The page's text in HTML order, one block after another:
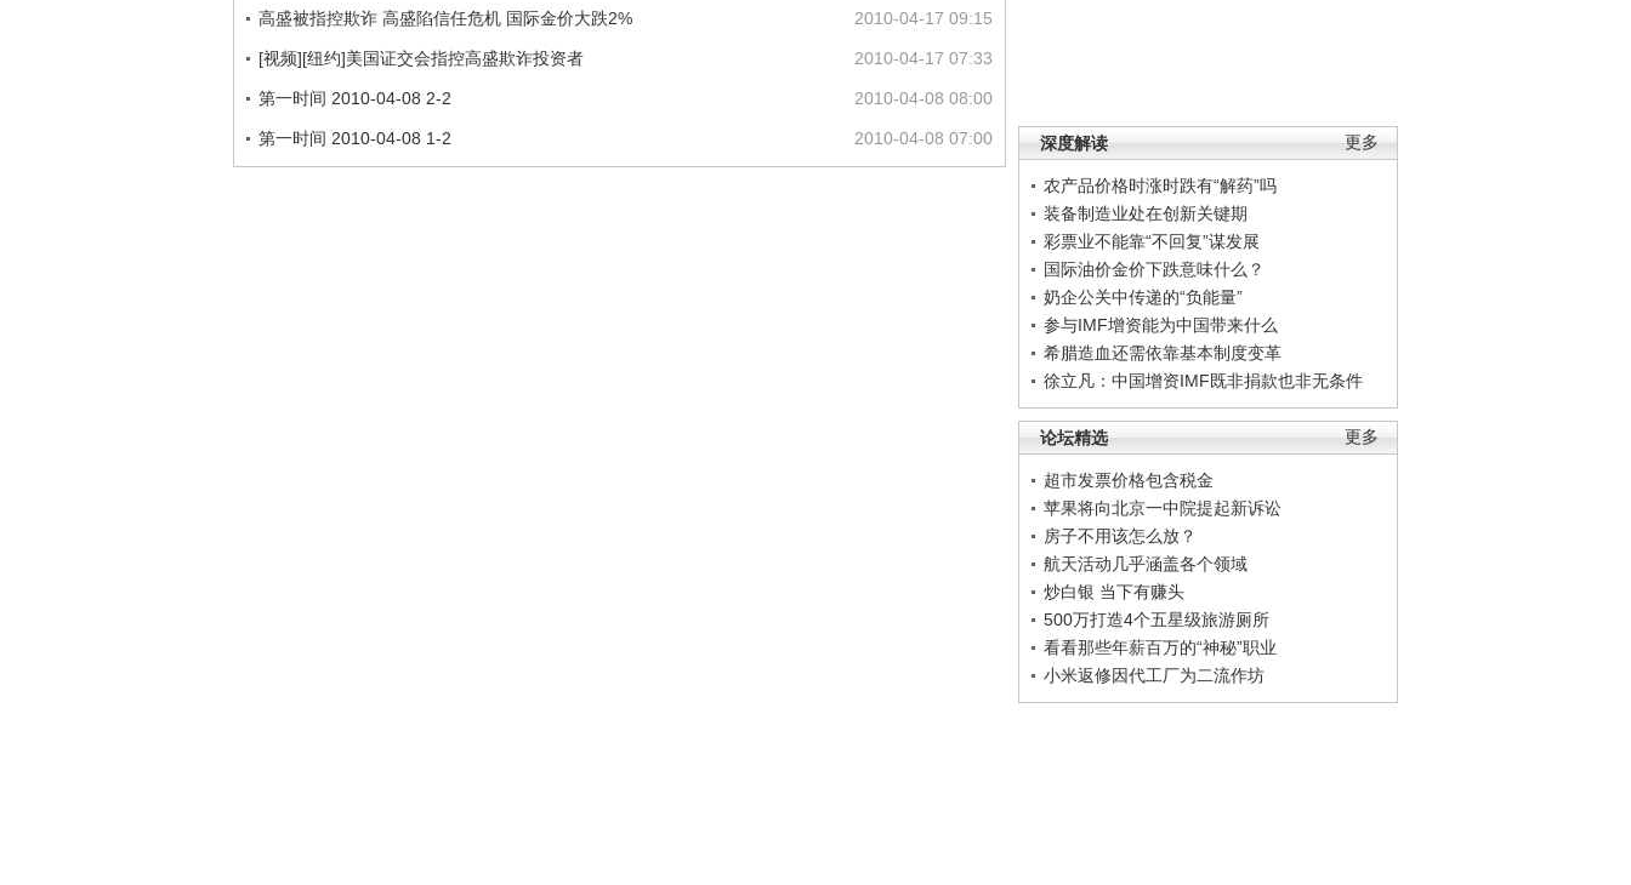
更多
深度解读
农产品价格时涨时跌有“解药”吗
装备制造业处在创新关键期
彩票业不能靠“不回复”谋发展
国际油价金价下跌意味什么？
奶企公关中传递的“负能量”
参与IMF增资能为中国带来什么
希腊造血还需依靠基本制度变革
徐立凡：中国增资IMF既非捐款也非无条件
更多
论坛精选
超市发票价格包含税金
苹果将向北京一中院提起新诉讼
房子不用该怎么放？
航天活动几乎涵盖各个领域
炒白银 当下有赚头
500万打造4个五星级旅游厕所
看看那些年薪百万的“神秘”职业
小米返修因代工厂为二流作坊
2010-04-17 09:15
高盛被指控欺诈 高盛陷信任危机 国际金价大跌2%
2010-04-17 07:33
[视频][纽约]美国证交会指控高盛欺诈投资者
2010-04-08 08:00
第一时间 2010-04-08 2-2
2010-04-08 07:00
第一时间 2010-04-08 1-2